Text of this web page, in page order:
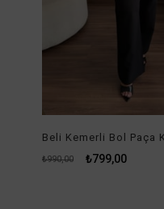
₺799,00
₺990,00